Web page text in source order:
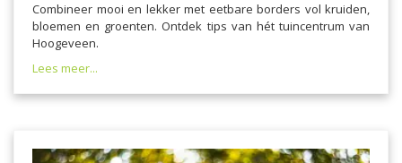
Combineer mooi en lekker met eetbare borders vol kruiden,
bloemen en groenten. Ontdek tips van hét tuincentrum van
Hoogeveen.
Lees meer...